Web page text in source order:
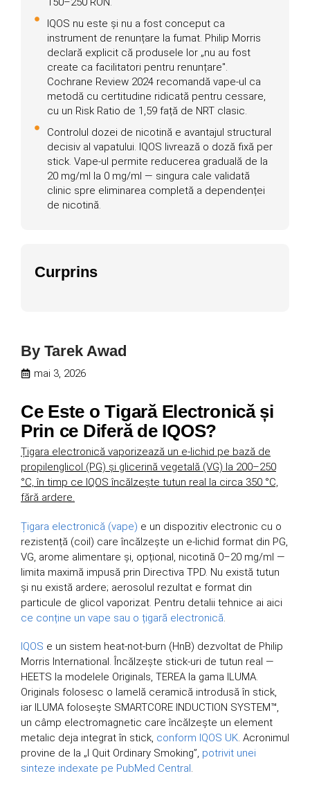
IQOS nu este și nu a fost conceput ca
instrument de renunțare la fumat. Philip Morris
declară explicit că produsele lor „nu au fost
create ca facilitatori pentru renunțare".
Cochrane Review 2024 recomandă vape-ul ca
metodă cu certitudine ridicată pentru cessare,
cu un Risk Ratio de 1,59 față de NRT clasic.
Controlul dozei de nicotină e avantajul structural
decisiv al vapatului. IQOS livrează o doză fixă per
stick. Vape-ul permite reducerea graduală de la
20 mg/ml la 0 mg/ml — singura cale validată
clinic spre eliminarea completă a dependenței
de nicotină.
Curprins
By Tarek Awad
mai 3, 2026
Ce Este o Tigară Electronică și
Prin ce Diferă de IQOS?
Țigara electronică vaporizează un e-lichid pe bază de
propilenglicol (PG) și glicerină vegetală (VG) la 200–250
°C, în timp ce IQOS încălzește tutun real la circa 350 °C,
fără ardere.
Țigara electronică (vape) e un dispozitiv electronic cu o
rezistență (coil) care încălzește un e-lichid format din PG,
VG, arome alimentare și, opțional, nicotină 0–20 mg/ml —
limita maximă impusă prin Directiva TPD. Nu există tutun
și nu există ardere; aerosolul rezultat e format din
particule de glicol vaporizat. Pentru detalii tehnice ai aici
ce conține un vape sau o țigară electronică.
IQOS e un sistem heat-not-burn (HnB) dezvoltat de Philip
Morris International. Încălzește stick-uri de tutun real —
HEETS la modelele Originals, TEREA la gama ILUMA.
Originals folosesc o lamelă ceramică introdusă în stick,
iar ILUMA folosește SMARTCORE INDUCTION SYSTEM™,
un câmp electromagnetic care încălzește un element
metalic deja integrat în stick, conform IQOS UK. Acronimul
provine de la „I Quit Ordinary Smoking”, potrivit unei
sinteze indexate pe PubMed Central.